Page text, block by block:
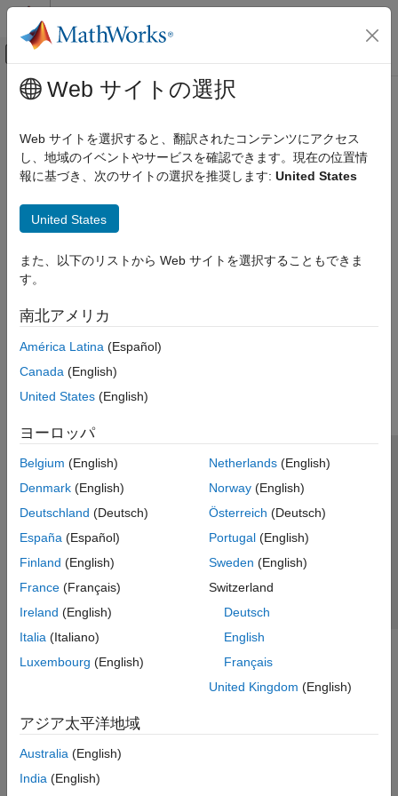
コンテンツへスキップ
オフキャンバス ナビゲーション メ
ドキュメンテーションのホーム
メインコンテンツ
この情報は役に立ちましたか？
Web サイトの選択
Web サイトを選択すると、翻訳されたコンテンツにアクセス
し、地域のイベントやサービスを確認できます。現在の位置情
報に基づき、次のサイトの選択を推奨します: United States
United States
また、以下のリストから Web サイトを選択することもできま
す。
南北アメリカ
América Latina (Español)
Canada (English)
United States (English)
ヨーロッパ
Belgium (English)
Denmark (English)
Deutschland (Deutsch)
España (Español)
Finland (English)
France (Français)
Ireland (English)
Italia (Italiano)
Luxembourg (English)
Netherlands(English)
Norway(English)
Österreich (Deutsch)
Portugal(English)
Sweden (English)
Switzerland
Deutsch
English
Français
United Kingdom (English)
アジア太平洋地域
Australia (English)
India (English)
トラストセンター
プライバシー ポリシー
違法コピー防止
アプリケーション ステータス
© 1994-2026 The MathWorks, Inc.